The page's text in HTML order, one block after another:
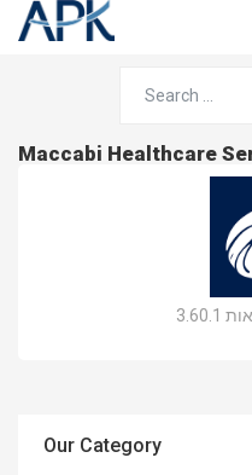
Maccabi Healthcare
Our Category